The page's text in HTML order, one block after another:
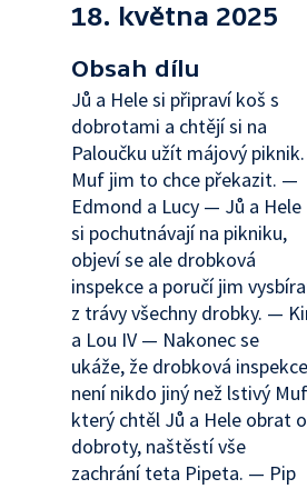
18. května 2025
Obsah dílu
Jů a Hele si připraví koš s
dobrotami a chtějí si na
Paloučku užít májový piknik.
Muf jim to chce překazit. —
Edmond a Lucy — Jů a Hele
si pochutnávají na pikniku,
objeví se ale drobková
inspekce a poručí jim
z trávy všechny drobky. —
a Lou IV — Nakonec se
ukáže, že drobková inspekce
není nikdo jiný než lstivý
který chtěl Jů a Hele obrat o
dobroty, naštěstí vše
zachrání teta Pipeta. — Pip